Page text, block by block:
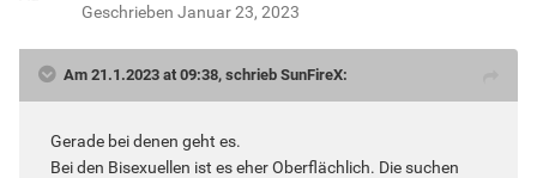
Geschrieben Januar 23, 2023
Am 21.1.2023 at 09:38, schrieb SunFireX:
Gerade bei denen geht es.
Bei den Bisexuellen ist es eher Oberflächlich. Die suchen